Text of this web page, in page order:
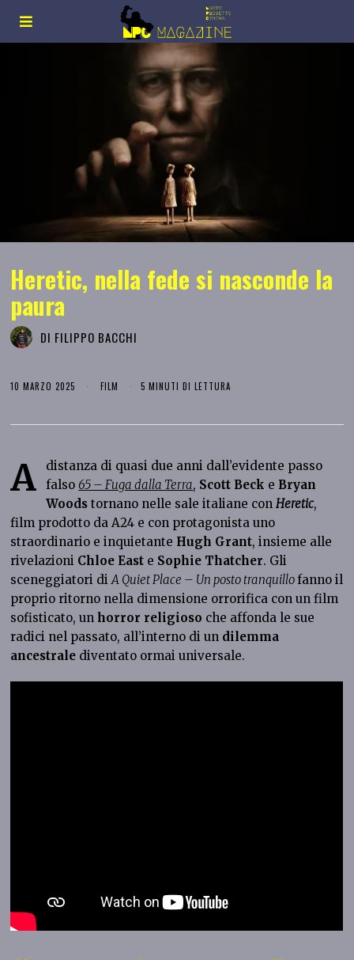
Heretic, nella fede si nasconde la
paura
DI FILIPPO BACCHI
10 MARZO 2025 FILM 5 MINUTI DI LETTURA
A
distanza di quasi due anni dall’evidente passo
falso65 – Fuga dalla Terra, Scott Beck e Bryan
Woodstornano nelle sale italiane conHeretic,
film prodotto da A24 e con protagonista uno
straordinario e inquietante Hugh Grant, insieme alle
rivelazioni Chloe East e Sophie Thatcher. Gli
sceneggiatori diA Quiet Place – Un posto tranquillofanno il
proprio ritorno nella dimensione orrorifica con un film
sofisticato, un horror religioso che affonda le sue
radici nel passato, all’interno di un dilemma
ancestrale diventato ormai universale.